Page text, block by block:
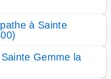
à Sainte
Gemme la